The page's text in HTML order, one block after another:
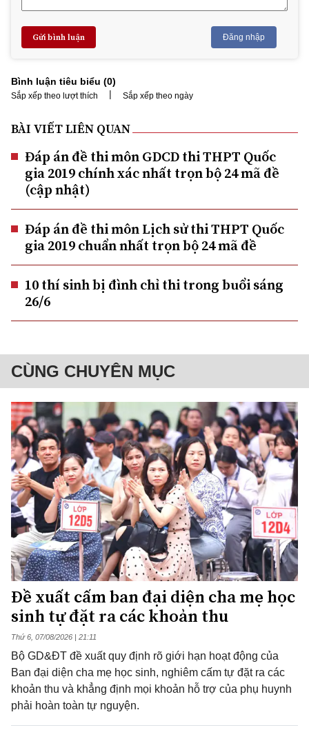
Gửi bình luận Đăng nhập
Bình luận tiêu biểu (0)
Sắp xếp theo lượt thích | Sắp xếp theo ngày
BÀI VIẾT LIÊN QUAN
Đáp án đề thi môn GDCD thi THPT Quốc
gia 2019 chính xác nhất trọn bộ 24 mã đề
(cập nhật)
Đáp án đề thi môn Lịch sử thi THPT Quốc
gia 2019 chuẩn nhất trọn bộ 24 mã đề
10 thí sinh bị đình chỉ thi trong buổi sáng
26/6
CÙNG CHUYÊN MỤC
Đề xuất cấm ban đại diện cha mẹ học
sinh tự đặt ra các khoản thu
Thứ 6, 07/08/2026 | 21:11
Bộ GD&ĐT đề xuất quy định rõ giới hạn hoạt động của
Ban đại diện cha mẹ học sinh, nghiêm cấm tự đặt ra các
khoản thu và khẳng định mọi khoản hỗ trợ của phụ huynh
phải hoàn toàn tự nguyện.